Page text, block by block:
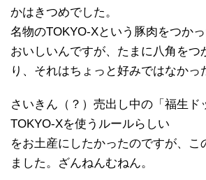
かはきつめでした。
名物のTOKYO-Xという豚肉をつか
おいしいんですが、たまに八角をつ
り、それはちょっと好みではなかっ
さいきん（？）売出し中の「福生
TOKYO-Xを使うルールらしい
をお土産にしたかったのですが、こ
ました。ざんねんむねん。